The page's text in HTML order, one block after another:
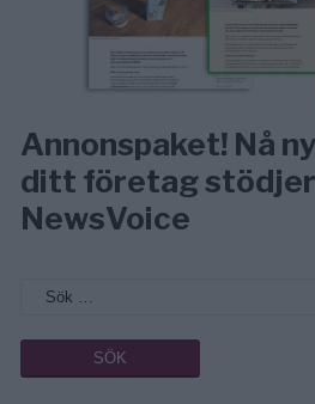
Annonspaket! Nå
ditt företag
NewsVoice